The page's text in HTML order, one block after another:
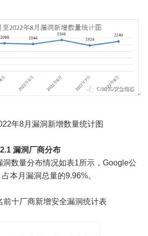
年8月漏洞新增数量统计图
漏洞厂商分布
数量分布情况如表1所示，Google公
本月漏洞总量的9.96%。
十厂商新增安全漏洞统计表